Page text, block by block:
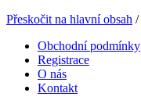
Přeskočit na hlavní obsah /
Obchodní podmínky
Registrace
O nás
Kontakt